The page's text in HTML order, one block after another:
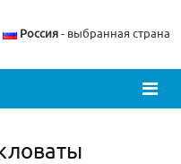
Россия - выбранная страна